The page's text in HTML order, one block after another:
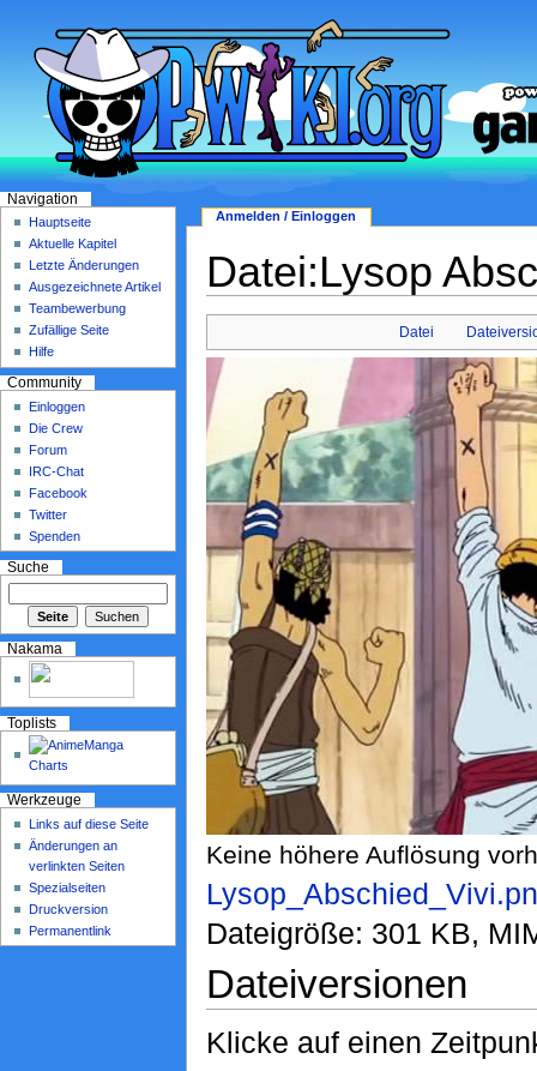
Datei:Lysop
Datei
Keine höhere Auflösung
Dateigröße: 301 KB,
Dateiversionen
Klicke auf einen
Anmelden / Einloggen
Navigation
Hauptseite
Aktuelle Kapitel
Letzte Änderungen
Ausgezeichnete Artikel
Teambewerbung
Zufällige Seite
Hilfe
Community
Einloggen
Die Crew
Forum
IRC-Chat
Facebook
Twitter
Spenden
Suche
Nakama
Toplists
Werkzeuge
Links auf diese Seite
Änderungen an
verlinkten Seiten
Spezialseiten
Druckversion
Permanentlink